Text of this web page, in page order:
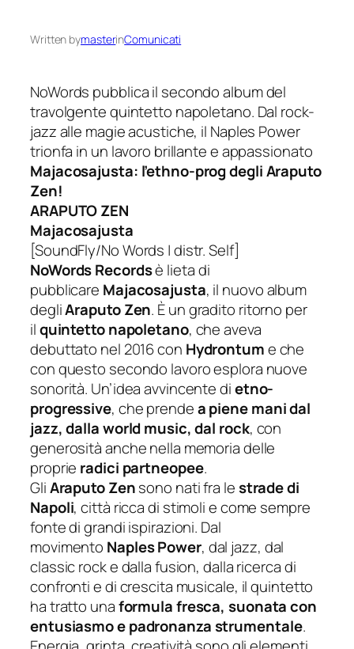
Written bymasterinComunicati
NoWords pubblica il secondo album del
travolgente quintetto napoletano. Dal rock-
jazz alle magie acustiche, il Naples Power
trionfa in un lavoro brillante e appassionato
Majacosajusta: l’ethno-prog degli Araputo
Zen!
ARAPUTO ZEN
Majacosajusta
[SoundFly/No Words | distr. Self]
NoWords Recordsè lieta di
pubblicare Majacosajusta, il nuovo album
degliAraputo Zen. È un gradito ritorno per
ilquintetto napoletano, che aveva
debuttato nel 2016 con Hydrontume che
con questo secondo lavoro esplora nuove
sonorità. Un’idea avvincente dietno-
progressive, che prendea piene mani dal
jazz, dalla world music, dal rock, con
generosità anche nella memoria delle
proprie radici partneopee.
GliAraputo Zensono nati fra lestrade di
Napoli, città ricca di stimoli e come sempre
fonte di grandi ispirazioni. Dal
movimento Naples Power, dal jazz, dal
classic rock e dalla fusion, dalla ricerca di
confronti e di crescita musicale, il quintetto
ha tratto unaformula fresca, suonata con
entusiasmo e padronanza strumentale.